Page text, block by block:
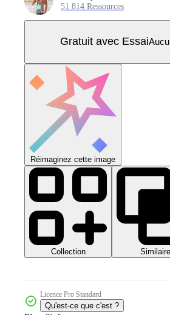
51 814 Ressources
Gratuit avec Essai
Réimaginez cette image
Collection Similaire
Licence Pro Standard
Qu'est-ce que c'est ?